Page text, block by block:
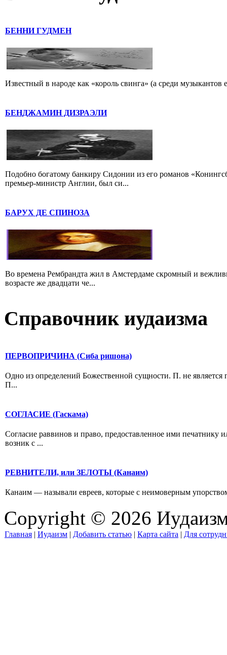
БЕННИ ГУДМЕН
Известный в народе как «король свинга» (а среди
БЕНДЖАМИН ДИЗРАЭЛИ
Подобно богатому банкиру Сидонии из его романов
премьер-министр Англии, был си...
БАРУХ ДЕ СПИНОЗА
Во времена Рембрандта жил в Амстердаме скромный и
возрасте же двадцати че...
Справочник иудаизма
ПЕРВОПРИЧИНА (Сиба ришона)
Одно из определений Божественной сущности. П. не
П...
СОГЛАСИЕ (Гаскама)
Согласие раввинов и право, предоставленное ими печатнику
возник с ...
РЕВНИТЕЛИ, или ЗЕЛОТЫ (Канаим)
Канаим — называли евреев, которые с неимоверным
Copyright © 2026
Главная | Иудаизм | Добавить статью | Карта сайта | Для